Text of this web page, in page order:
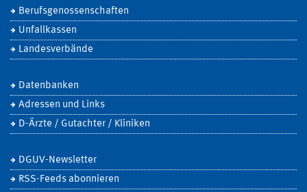
Berufsgenossenschaften
Unfallkassen
Landesverbände
Datenbanken
Adressen und Links
D-Ärzte / Gutachter / Kliniken
DGUV-Newsletter
RSS-Feeds abonnieren